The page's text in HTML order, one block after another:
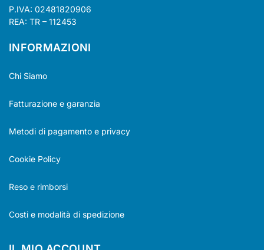
P.IVA: 02481820906
REA: TR – 112453
INFORMAZIONI
Chi Siamo
Fatturazione e garanzia
Metodi di pagamento e privacy
Cookie Policy
Reso e rimborsi
Costi e modalità di spedizione